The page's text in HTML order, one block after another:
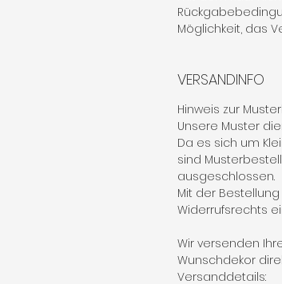
Möglichkeit, das
VERSANDINFO
Hinweis zur
Unsere Muster
Da es sich um
sind
ausgeschlossen.
Mit der
Widerrufsrechts
Wir versenden
Wunschdekor
Versanddetails: